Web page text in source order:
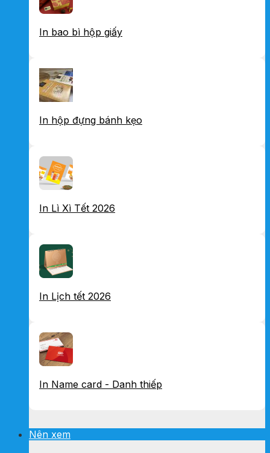
In bao bì hộp giấy
In hộp đựng bánh kẹo
In Lì Xì Tết 2026
In Lịch tết 2026
In Name card - Danh thiếp
Nên xem